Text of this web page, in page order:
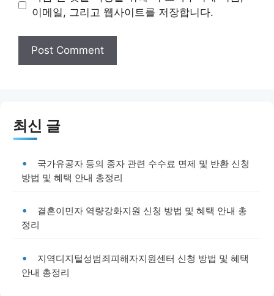
이메일, 그리고 웹사이트를 저장합니다.
최신 글
국가유공자 등의 종자 관련 수수료 면제 및 반환 신청
방법 및 혜택 안내 총정리
결혼이민자 역량강화지원 신청 방법 및 혜택 안내 총
정리
지역디지털성범죄피해자지원센터 신청 방법 및 혜택
안내 총정리